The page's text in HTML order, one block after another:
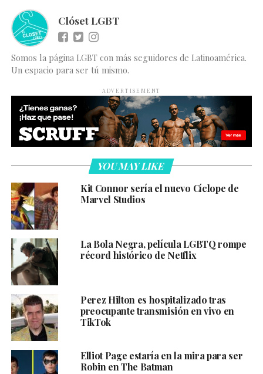
Clóset LGBT
Somos la página LGBT con más seguidores de Latinoamérica.
Un espacio para ser tú mismo.
ADVERTISEMENT
YOU MAY LIKE
Kit Connor sería el nuevo Cíclope de
Marvel Studios
La Bola Negra, película LGBTQ rompe
récord histórico de Netflix
Perez Hilton es hospitalizado tras
preocupante transmisión en vivo en
TikTok
Elliot Page estaría en la mira para ser
Robin en The Batman